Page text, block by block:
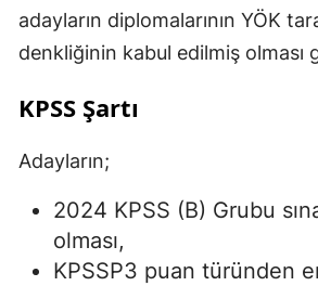
adayların diplomalarının YÖK
denkliğinin kabul edilmiş olması
KPSS Şartı
Adayların;
2024 KPSS (B) Grubu
olması,
KPSSP3 puan türünden